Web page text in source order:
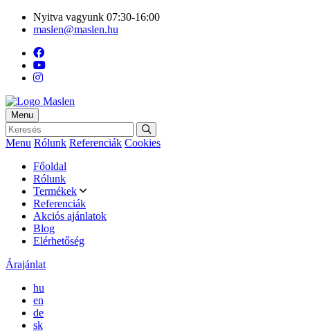
Nyitva vagyunk 07:30-16:00
maslen@maslen.hu
Menu
Menu Rólunk Referenciák Cookies
Főoldal
Rólunk
Termékek
Referenciák
Akciós ajánlatok
Blog
Elérhetőség
Árajánlat
hu
en
de
sk